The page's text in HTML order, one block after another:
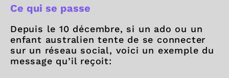
Ce qui se passe
Depuis le 10 décembre, si un ado ou un
enfant australien tente de se connecter
sur un réseau social, voici un exemple du
message qu’il reçoit: